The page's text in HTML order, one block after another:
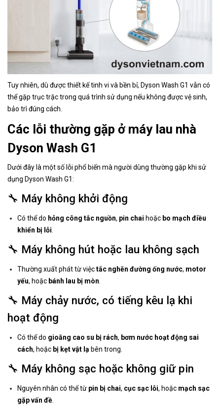
Tuy nhiên, dù được thiết kế tinh vi và bền bỉ, Dyson Wash G1 vẫn có
thể gặp trục trặc trong quá trình sử dụng nếu không được vệ sinh,
bảo trì đúng cách.
Các lỗi thường gặp ở máy lau nhà
Dyson Wash G1
Dưới đây là một số lỗi phổ biến mà người dùng thường gặp khi sử
dụng Dyson Wash G1:
🔧 Máy không khởi động
Có thể do hỏng công tắc nguồn, pin chai hoặc bo mạch điều
khiển bị lỗi
🔧 Máy không hút hoặc lau không sạch
Thường xuất phát từ việctắc nghẽn đường ống nước, motor
yếu, hoặc bánh lau bị mòn
🔧 Máy chảy nước, có tiếng kêu lạ khi
hoạt động
Có thể do gioăng cao su bị rách, bơm nước hoạt động sai
cách, hoặc bị kẹt vật lạ bên trong.
🔧 Máy không sạc hoặc không giữ pin
Nguyên nhân có thể từ pin bị chai, cục sạc lỗi, hoặc mạch sạc
gặp vấn đề